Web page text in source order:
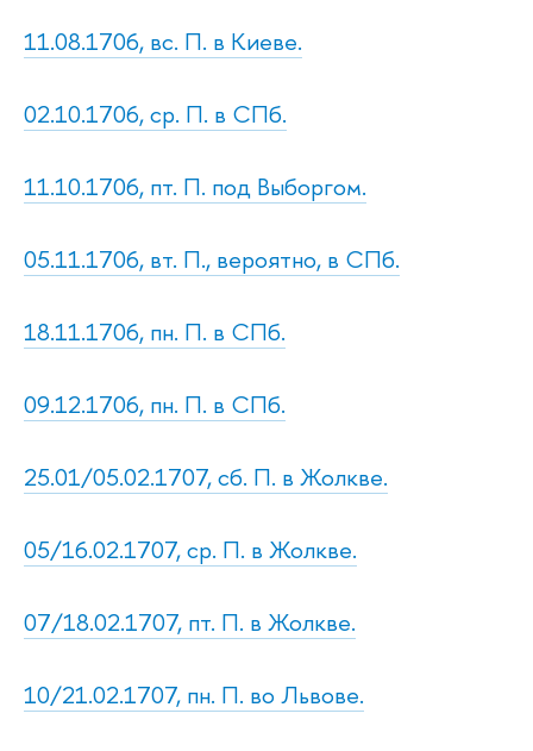
11.08.1706, вс. П. в Киеве.
02.10.1706, ср. П. в СПб.
11.10.1706, пт. П. под Выборгом.
05.11.1706, вт. П., вероятно, в СПб.
18.11.1706, пн. П. в СПб.
09.12.1706, пн. П. в СПб.
25.01/05.02.1707, сб. П. в Жолкве.
05/16.02.1707, ср. П. в Жолкве.
07/18.02.1707, пт. П. в Жолкве.
10/21.02.1707, пн. П. во Львове.